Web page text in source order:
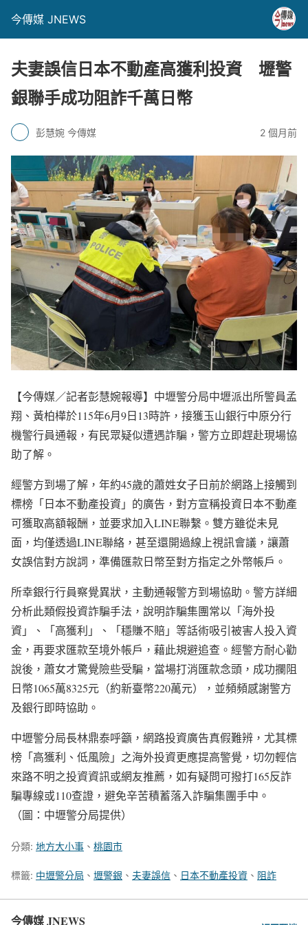
今傳媒 JNEWS
夫妻誤信日本不動產高獲利投資 壢警
銀聯手成功阻詐千萬日幣
彭慧婉 今傳媒 2 個月前
【今傳媒／記者彭慧婉報導】中壢警分局中壢派出所警員孟
翔、黃柏樺於115年6月9日13時許，接獲玉山銀行中原分行
機警行員通報，有民眾疑似遭遇詐騙，警方立即趕赴現場協
助了解。
經警方到場了解，年約45歲的蕭姓女子日前於網路上接觸到
標榜「日本不動產投資」的廣告，對方宣稱投資日本不動產
可獲取高額報酬，並要求加入LINE聯繫。雙方雖從未見
面，均僅透過LINE聯絡，甚至還開過線上視訊會議，讓蕭
女誤信對方說詞，準備匯款日幣至對方指定之外幣帳戶。
所幸銀行行員察覺異狀，主動通報警方到場協助。警方詳細
分析此類假投資詐騙手法，說明詐騙集團常以「海外投
資」、「高獲利」、「穩賺不賠」等話術吸引被害人投入資
金，再要求匯款至境外帳戶，藉此規避追查。經警方耐心勸
說後，蕭女才驚覺險些受騙，當場打消匯款念頭，成功攔阻
日幣1065萬8325元（約新臺幣220萬元），並頻頻感謝警方
及銀行即時協助。
中壢警分局長林鼎泰呼籲，網路投資廣告真假難辨，尤其標
榜「高獲利、低風險」之海外投資更應提高警覺，切勿輕信
來路不明之投資資訊或網友推薦，如有疑問可撥打165反詐
騙專線或110查證，避免辛苦積蓄落入詐騙集團手中。
（圖：中壢警分局提供）
分類: 地方大小事 、 桃園市
標籤: 中壢警分局 、 壢警銀 、 夫妻誤信 、 日本不動產投資 、 阻詐
今傳媒 JNEWS